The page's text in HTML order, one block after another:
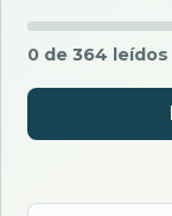
0 de 364 leídos